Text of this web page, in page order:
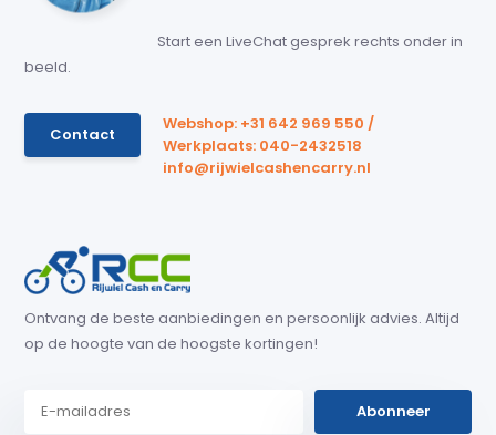
Start een LiveChat gesprek rechts onder in
beeld.
Contact
Webshop: +31 642 969 550 /
Werkplaats: 040-2432518
info@rijwielcashencarry.nl
Ontvang de beste aanbiedingen en persoonlijk advies. Altijd
op de hoogte van de hoogste kortingen!
Abonneer